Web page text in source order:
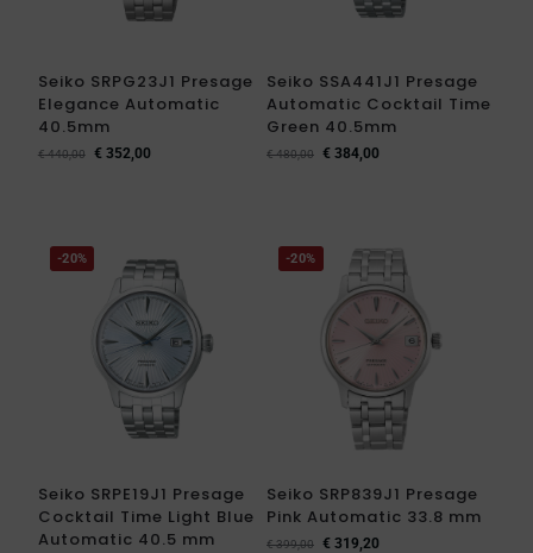
Seiko SRPG23J1 Presage
Elegance Automatic
40.5mm
€440,00 € 352,00
Seiko SSA441J1 Presage
Automatic Cocktail Time
Green 40.5mm
€480,00 € 384,00
-20%
Seiko SRPE19J1 Presage
Cocktail Time Light Blue
Automatic 40.5 mm
-20%
Seiko SRP839J1 Presage
Pink Automatic 33.8 mm
€399,00 € 319,20